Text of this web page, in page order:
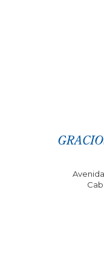
Avenida